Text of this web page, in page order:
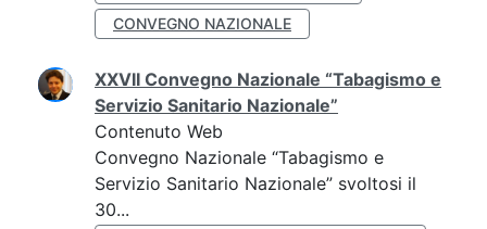
CONVEGNO NAZIONALE
XXVII Convegno Nazionale “Tabagismo e
Servizio Sanitario Nazionale”
Contenuto Web
Convegno Nazionale “Tabagismo e
Servizio Sanitario Nazionale” svoltosi il
30...